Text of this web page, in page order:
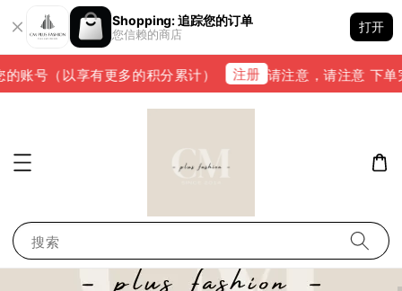
Shopping: 追踪您的订单
您信赖的商店
打开
号（以享有更多的积分累计） 注册 请注意，请注意 下单完
搜索